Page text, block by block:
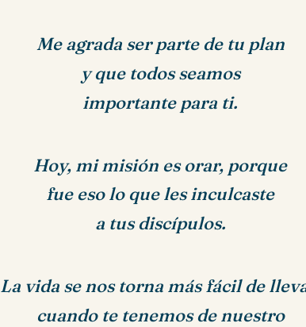
Me agrada ser parte de tu plan
y que todos seamos
importante para ti.
Hoy, mi misión es orar, porque
fue eso lo que lesinculcaste
a tus discípulos.
La vida se nos torna más fácil de
cuando te tenemos de nuestro